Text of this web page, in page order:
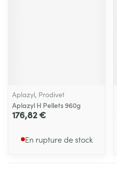
Aplazyl, Prodivet
Aplazyl H Pellets 960g
176,82 €
En rupture de stock